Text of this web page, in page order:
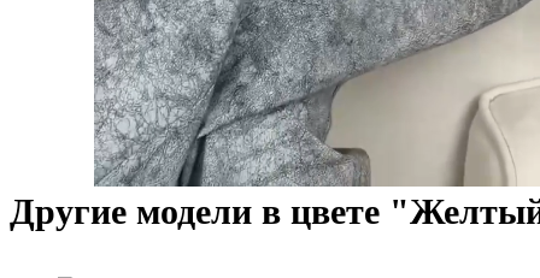
Другие модели в цвете